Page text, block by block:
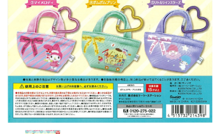
レンタル
景品・玩具・文具
販促用カプセルトイ
よくあるご質問